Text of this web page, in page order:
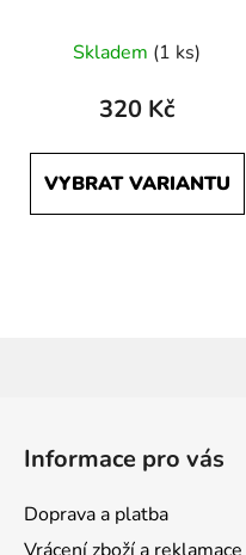
Skladem (1 ks)
320 Kč
VYBRAT VARIANTU
Informace pro vás
Doprava a platba